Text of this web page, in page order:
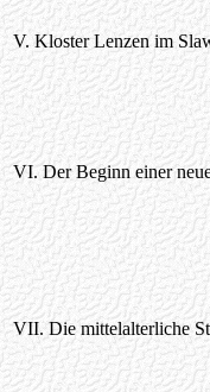
V. Kloster Lenzen im
VI. Der Beginn einer
VII. Die mittelalterliche